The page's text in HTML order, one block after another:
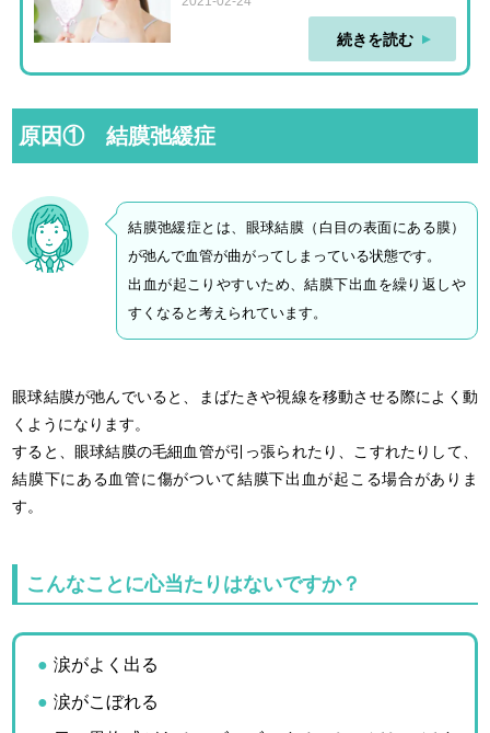
続きを読む
原因① 結膜弛緩症
結膜弛緩症とは、眼球結膜（白目の表面にある膜）
が弛んで血管が曲がってしまっている状態です。
出血が起こりやすいため、結膜下出血を繰り返しや
すくなると考えられています。
眼球結膜が弛んでいると、まばたきや視線を移動させる際によく動
くようになります。
すると、眼球結膜の毛細血管が引っ張られたり、こすれたりして、
結膜下にある血管に傷がついて結膜下出血が起こる場合がありま
す。
こんなことに心当たりはないですか？
涙がよく出る
涙がこぼれる